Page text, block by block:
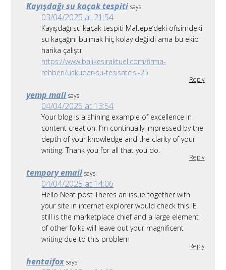
Kayışdağı su kaçak tespiti says:
03/04/2025 at 21:54
Kayışdağı su kaçak tespiti Maltepe’deki ofisimdeki
su kaçağını bulmak hiç kolay değildi ama bu ekip
harika çalıştı.
https://www.balikesiraktuel.com/firma-
rehberi/uskudar-su-tesisatcisi-25
Reply
yemp mail says:
04/04/2025 at 13:54
Your blog is a shining example of excellence in
content creation. I’m continually impressed by the
depth of your knowledge and the clarity of your
writing. Thank you for all that you do.
Reply
tempory email says:
04/04/2025 at 14:06
Hello Neat post Theres an issue together with
your site in internet explorer would check this IE
still is the marketplace chief and a large element
of other folks will leave out your magnificent
writing due to this problem
Reply
hentaifox says: